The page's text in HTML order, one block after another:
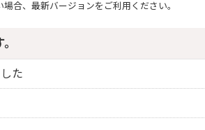
合、最新バージョンをご利用ください。
た